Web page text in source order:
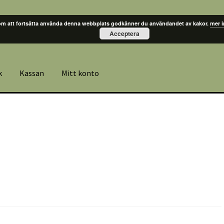
Kassan Mitt konto
att fortsätta använda denna webbplats godkänner du användandet av kakor. mer
Acceptera